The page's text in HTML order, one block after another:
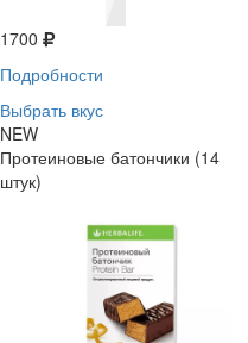
1700
Подробности
Выбрать вкус
NEW
Протеиновые батончики (14
штук)